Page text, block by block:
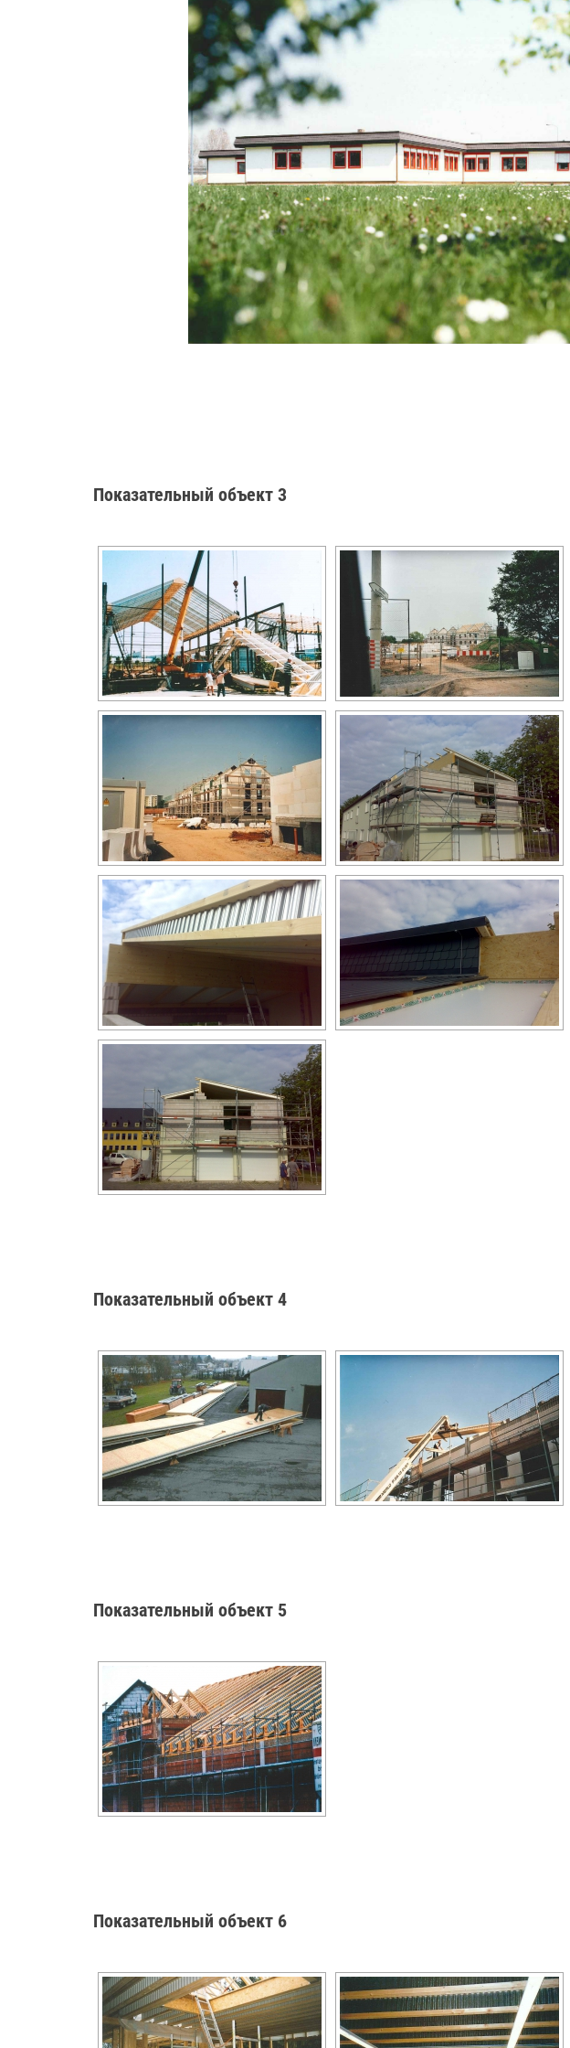
Показательный объект 3
Показательный объект 4
Показательный объект 5
Показательный объект 6